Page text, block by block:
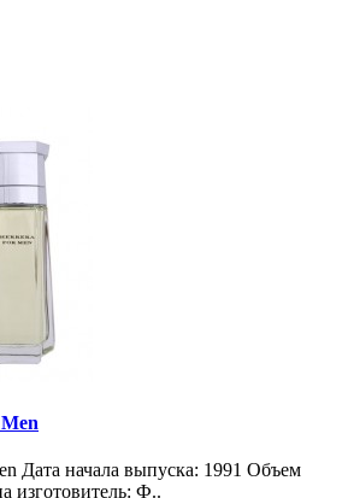
Дата начала выпуска: 1991 Объем
изготовитель: Ф..